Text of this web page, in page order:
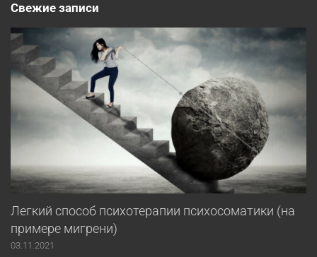
Свежие записи
Легкий способ психотерапии психосоматики (на
примере мигрени)
03.11.2021